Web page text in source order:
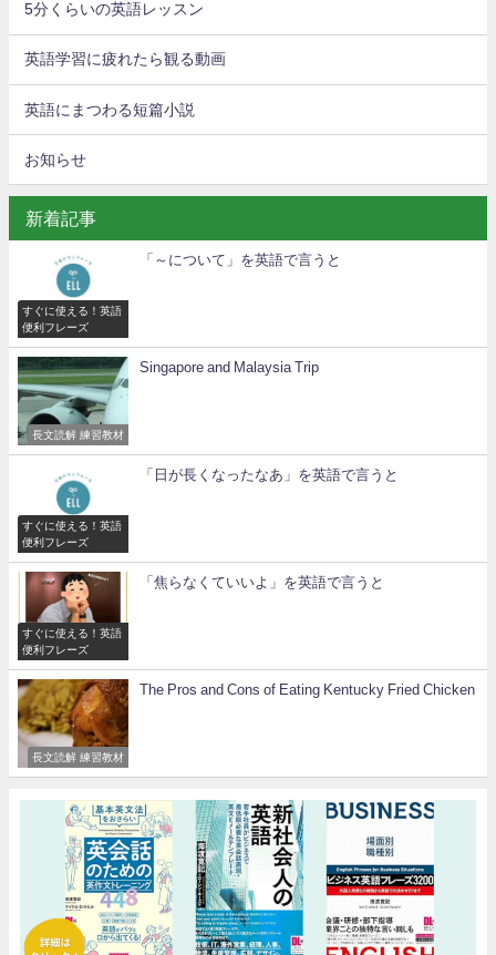
5分くらいの英語レッスン
英語学習に疲れたら観る動画
英語にまつわる短篇小説
お知らせ
新着記事
すぐに使える！英語
便利フレーズ
「～について」を英語で言うと
長文読解 練習教材
Singapore and Malaysia Trip
すぐに使える！英語
便利フレーズ
「日が長くなったなあ」を英語で言うと
すぐに使える！英語
便利フレーズ
「焦らなくていいよ」を英語で言うと
長文読解 練習教材
The Pros and Cons of Eating Kentucky Fried Chicken